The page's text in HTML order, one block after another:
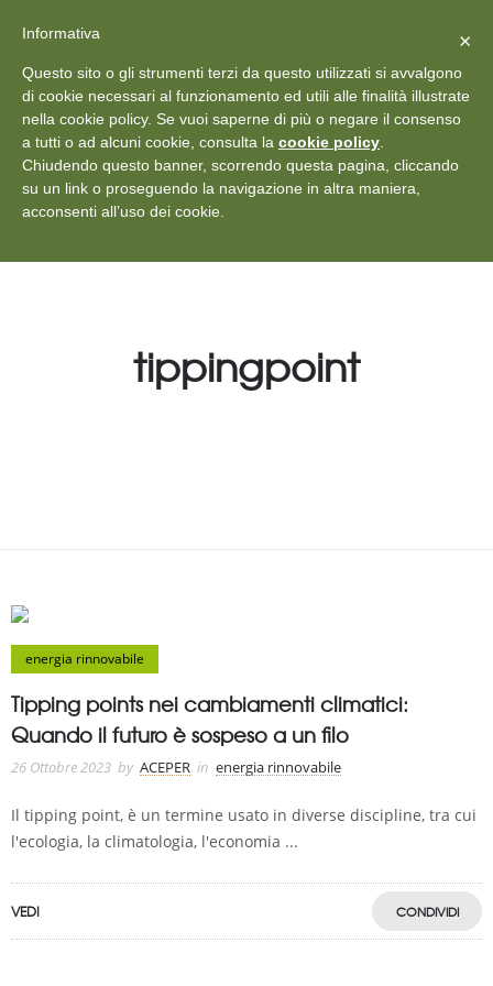
+39 011 18867102 info@aceper.it Statuto
Aceper
tippingpoint
energia rinnovabile
Tipping points nei cambiamenti climatici:
Quando il futuro è sospeso a un filo
26 Ottobre 2023 by ACEPER in energia rinnovabile
Il tipping point, è un termine usato in diverse discipline, tra cui
l'ecologia, la climatologia, l'economia ...
VEDI CONDIVIDI
Vedi: Protezione dei dati personali ×
Informativa
Questo sito o gli strumenti terzi da questo utilizzati si avvalgono
di cookie necessari al funzionamento ed utili alle finalità illustrate
nella cookie policy. Se vuoi saperne di più o negare il consenso
a tutti o ad alcuni cookie, consulta la cookie policy
Chiudendo questo banner, scorrendo questa pagina, cliccando
su un link o proseguendo la navigazione in altra maniera,
acconsenti all’uso dei cookie.